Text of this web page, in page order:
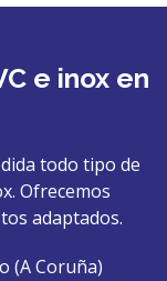
e inox en
todo tipo de
Ofrecemos
adaptados.
(A Coruña)